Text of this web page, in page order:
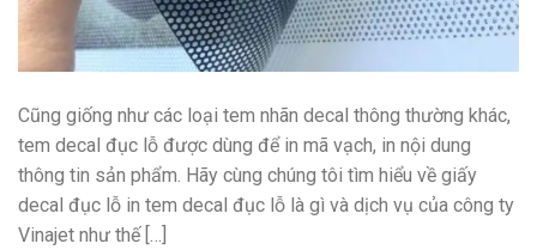
Cũng giống như các loại tem nhãn decal thông thường khác,
tem decal đục lỗ được dùng để in mã vạch, in nội dung
thông tin sản phẩm. Hãy cùng chúng tôi tìm hiểu về giấy
decal đục lỗ in tem decal đục lỗ là gì và dịch vụ của công ty
Vinajet như thế […]